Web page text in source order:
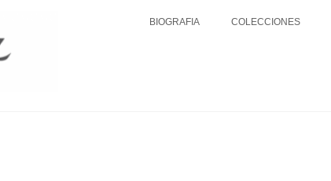
BIOGRAFIA COLECCIONES